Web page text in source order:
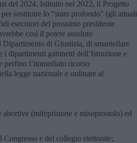
del 2024. Istituito nel 2022, il Progetto
sostituire lo “stato profondo” (gli attuali
esecutori del prossimo presidente
così il potere assoluto
di Giustizia, di smantellare
dipartimenti gabinetti dell’Istruzione e
perfino l’immediato ricorso
legge nazionale e ordinare al
(mifepristone e misoprostolo) ed
e del collegio elettorale;